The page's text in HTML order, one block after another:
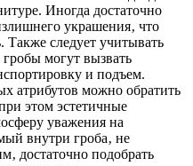
Иногда достаточно
украшения‚ что
Также следует учитывать
могут вызвать
и подъем.
атрибутов можно обратить
этом эстетичные
уважения на
внутри гроба‚ не
достаточно подобрать